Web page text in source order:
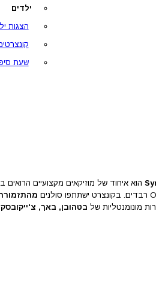
ילדים
הצגות
שעת
הוא איחוד של מוזיקאים מקצועיים
מונומנטליות של בטהובן, באך,